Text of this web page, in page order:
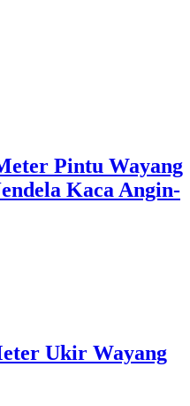
Pintu Wayang
Kaca Angin-
Ukir Wayang